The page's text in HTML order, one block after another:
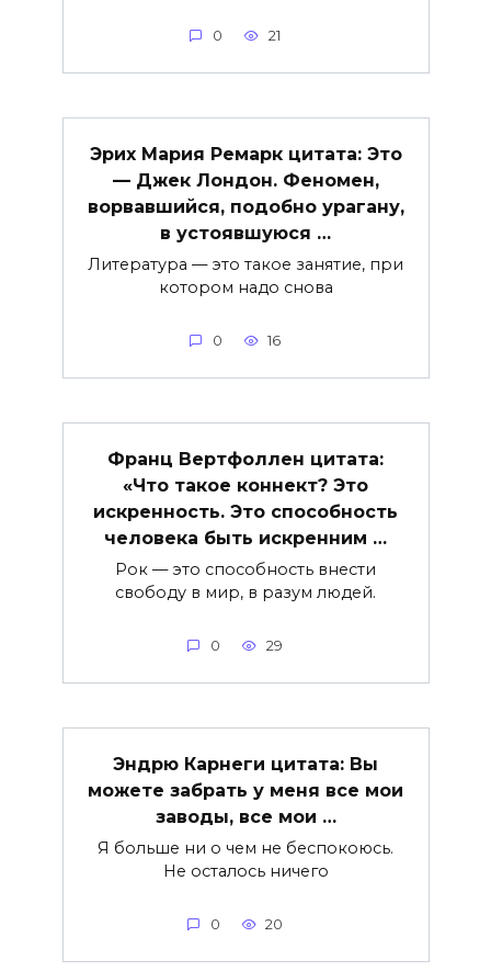
0 21
Эрих Мария Ремарк цитата: Это
— Джек Лондон. Феномен,
ворвавшийся, подобно урагану,
в устоявшуюся …
Литература — это такое занятие, при
котором надо снова
0 16
Франц Вертфоллен цитата:
«Что такое коннект? Это
искренность. Это способность
человека быть искренним …
Рок — это способность внести
свободу в мир, в разум людей.
0 29
Эндрю Карнеги цитата: Вы
можете забрать у меня все мои
заводы, все мои …
Я больше ни о чем не беспокоюсь.
Не осталось ничего
0 20